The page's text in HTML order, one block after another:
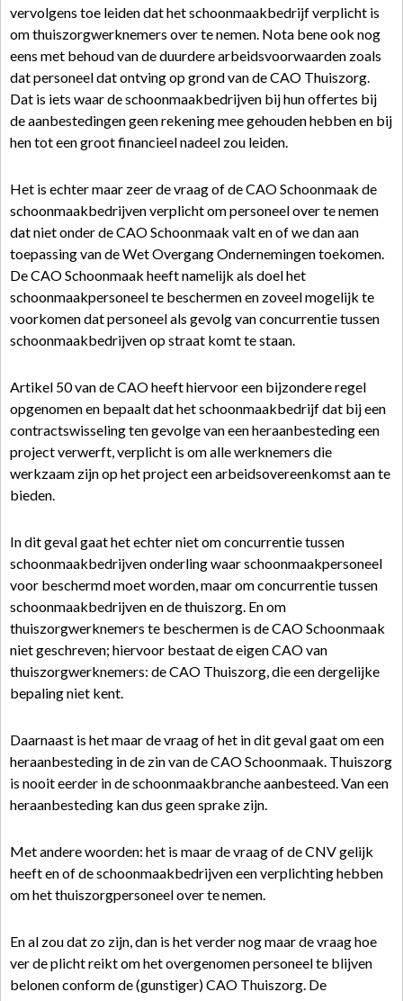
vervolgens toe leiden dat het schoonmaakbedrijf verplicht is
om thuiszorgwerknemers over te nemen. Nota bene ook nog
eens met behoud van de duurdere arbeidsvoorwaarden zoals
dat personeel dat ontving op grond van de CAO Thuiszorg.
Dat is iets waar de schoonmaakbedrijven bij hun offertes bij
de aanbestedingen geen rekening mee gehouden hebben en bij
hen tot een groot financieel nadeel zou leiden.
Het is echter maar zeer de vraag of de CAO Schoonmaak de
schoonmaakbedrijven verplicht om personeel over te nemen
dat niet onder de CAO Schoonmaak valt en of we dan aan
toepassing van de Wet Overgang Ondernemingen toekomen.
De CAO Schoonmaak heeft namelijk als doel het
schoonmaakpersoneel te beschermen en zoveel mogelijk te
voorkomen dat personeel als gevolg van concurrentie tussen
schoonmaakbedrijven op straat komt te staan.
Artikel 50 van de CAO heeft hiervoor een bijzondere regel
opgenomen en bepaalt dat het schoonmaakbedrijf dat bij een
contractswisseling ten gevolge van een heraanbesteding een
project verwerft, verplicht is om alle werknemers die
werkzaam zijn op het project een arbeidsovereenkomst aan te
bieden.
In dit geval gaat het echter niet om concurrentie tussen
schoonmaakbedrijven onderling waar schoonmaakpersoneel
voor beschermd moet worden, maar om concurrentie tussen
schoonmaakbedrijven en de thuiszorg. En om
thuiszorgwerknemers te beschermen is de CAO Schoonmaak
niet geschreven; hiervoor bestaat de eigen CAO van
thuiszorgwerknemers: de CAO Thuiszorg, die een dergelijke
bepaling niet kent.
Daarnaast is het maar de vraag of het in dit geval gaat om een
heraanbesteding in de zin van de CAO Schoonmaak. Thuiszorg
is nooit eerder in de schoonmaakbranche aanbesteed. Van een
heraanbesteding kan dus geen sprake zijn.
Met andere woorden: het is maar de vraag of de CNV gelijk
heeft en of de schoonmaakbedrijven een verplichting hebben
om het thuiszorgpersoneel over te nemen.
En al zou dat zo zijn, dan is het verder nog maar de vraag hoe
ver de plicht reikt om het overgenomen personeel te blijven
belonen conform de (gunstiger) CAO Thuiszorg. De